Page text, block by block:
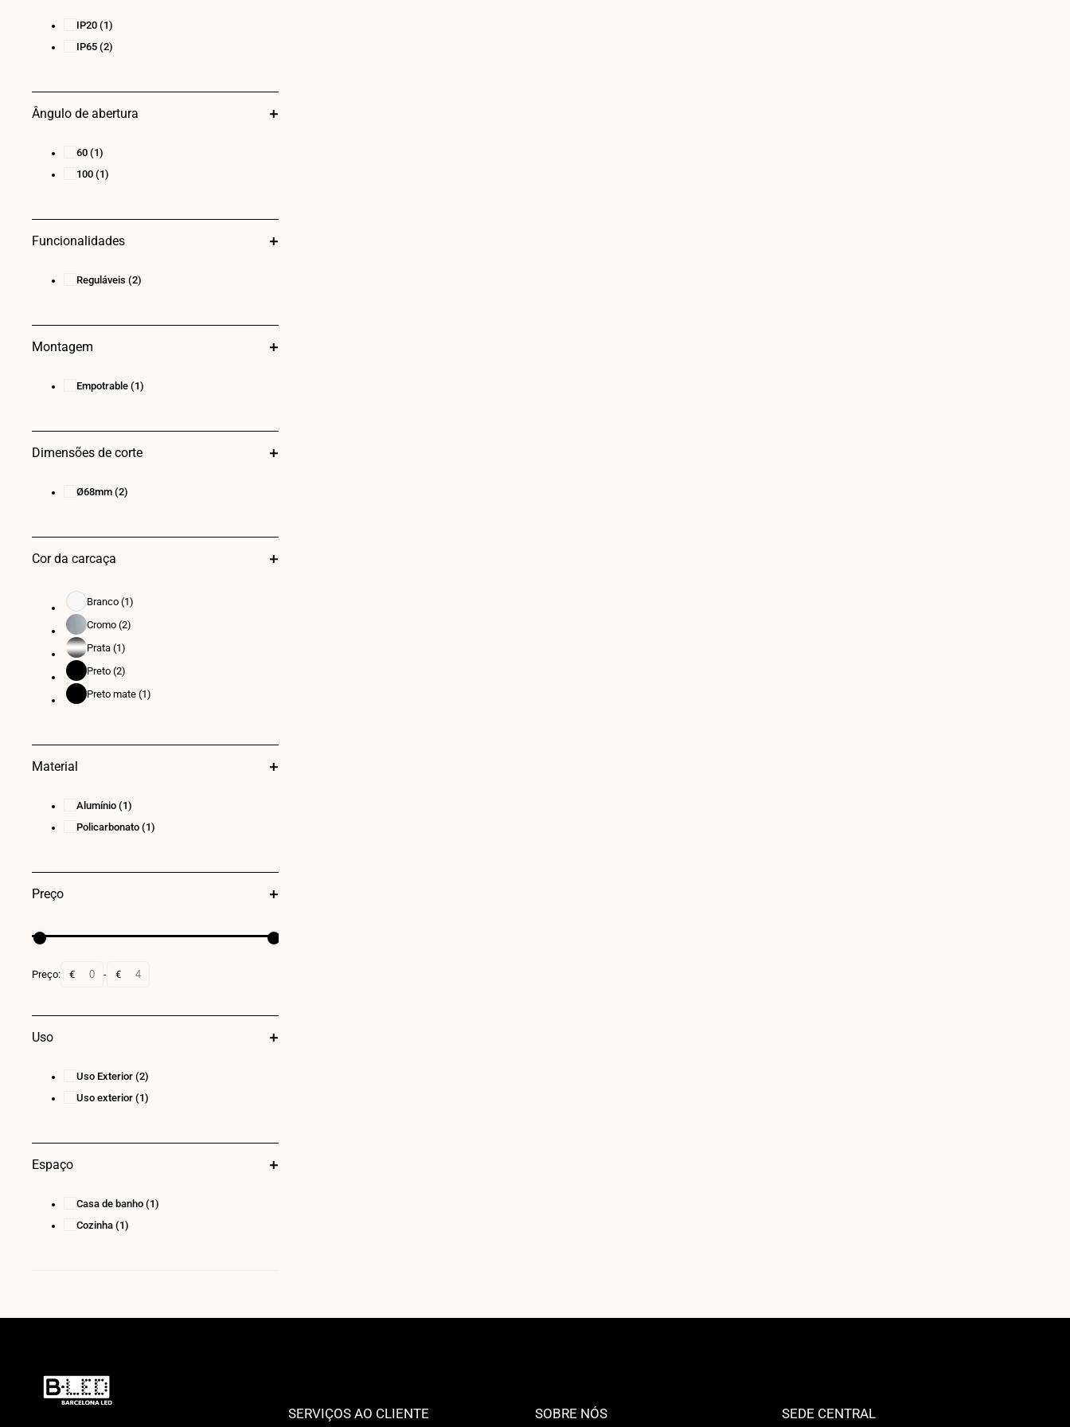
IP20 (1)
IP65 (2)
Ângulo de abertura
60 (1)
100 (1)
Funcionalidades
Reguláveis (2)
Montagem
Empotrable (1)
Dimensões de corte
Ø68mm (2)
Cor da carcaça
BrancoBranco (1)
CromoCromo (2)
PrataPrata (1)
PretoPreto (2)
PretoPreto mate (1)
Material
Alumínio (1)
Policarbonato (1)
Preço
Preço: € - €
Uso
Uso Exterior (2)
Uso exterior (1)
Espaço
Casa de banho (1)
Cozinha (1)
SERVIÇOS AO CLIENTE SOBRE NÓS SEDE CENTRAL